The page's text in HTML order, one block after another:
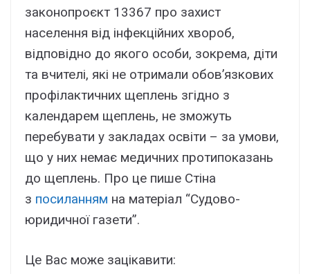
законопроєкт 13367 про захист
населення від інфекційних хвороб,
відповідно до якого особи, зокрема, діти
та вчителі, які не отримали обов’язкових
профілактичних щеплень згідно з
календарем щеплень, не зможуть
перебувати у закладах освіти – за умови,
що у них немає медичних протипоказань
до щеплень. Про це пише Стіна
з посиланням на матеріал “Судово-
юридичної газети”.
Це Вас може зацікавити: